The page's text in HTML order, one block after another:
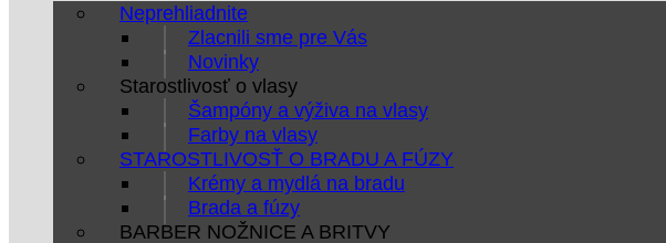
Neprehliadnite
Zlacnili sme pre Vás
Novinky
Starostlivosť o vlasy
Šampóny a výživa na vlasy
Farby na vlasy
STAROSTLIVOSŤ O BRADU A FÚZY
Krémy a mydlá na bradu
Brada a fúzy
BARBER NOŽNICE A BRITVY